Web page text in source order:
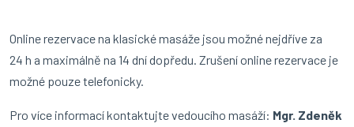
Online rezervace na klasické masáže jsou možné nejdříve za
24 h a maximálně na 14 dní dopředu. Zrušení online rezervace je
možné pouze telefonicky.
Pro více informací kontaktujte vedoucího masáží: Mgr. Zdeněk